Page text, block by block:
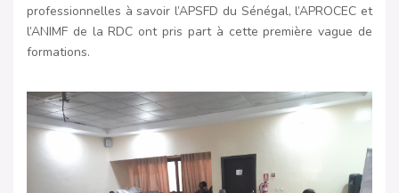
professionnelles à savoir l’APSFD du Sénégal, l’APROCEC et
l’ANIMF de la RDC ont pris part à cette première vague de
formations.